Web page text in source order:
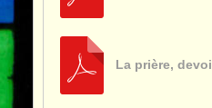
La prière,